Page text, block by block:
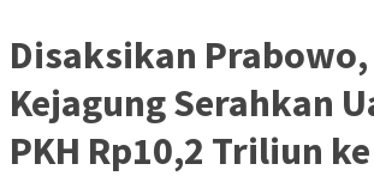
Disaksikan Prabowo,
Kejagung Serahkan
PKH Rp10,2 Triliun